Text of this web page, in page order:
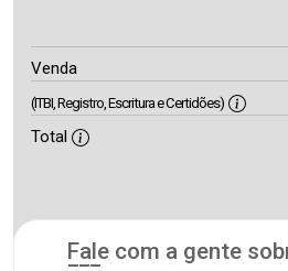
Venda
(ITBI, Registro, Escritura e Certidões)
Total
Fale com a gente